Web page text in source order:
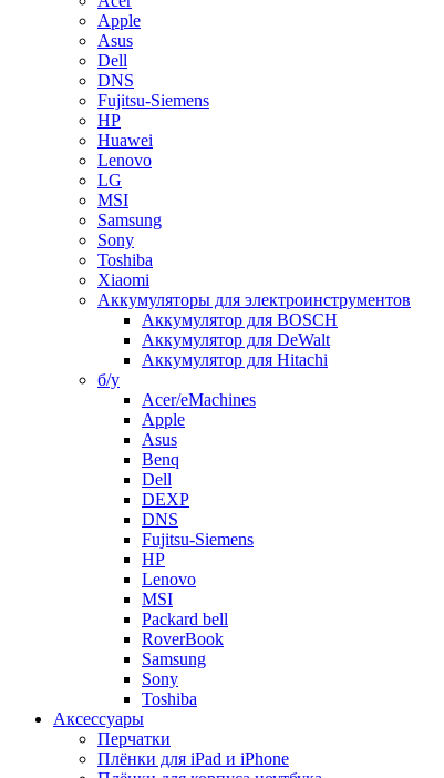
Apple
Asus
Dell
DNS
Fujitsu-Siemens
HP
Huawei
Lenovo
LG
MSI
Samsung
Sony
Toshiba
Xiaomi
Аккумуляторы для электроинструментов
Аккумулятор для BOSCH
Аккумулятор для DeWalt
Аккумулятор для Hitachi
б/у
Acer/eMachines
Apple
Asus
Benq
Dell
DEXP
DNS
Fujitsu-Siemens
HP
Lenovo
MSI
Packard bell
RoverBook
Samsung
Sony
Toshiba
Аксессуары
Перчатки
Плёнки для iPad и iPhone